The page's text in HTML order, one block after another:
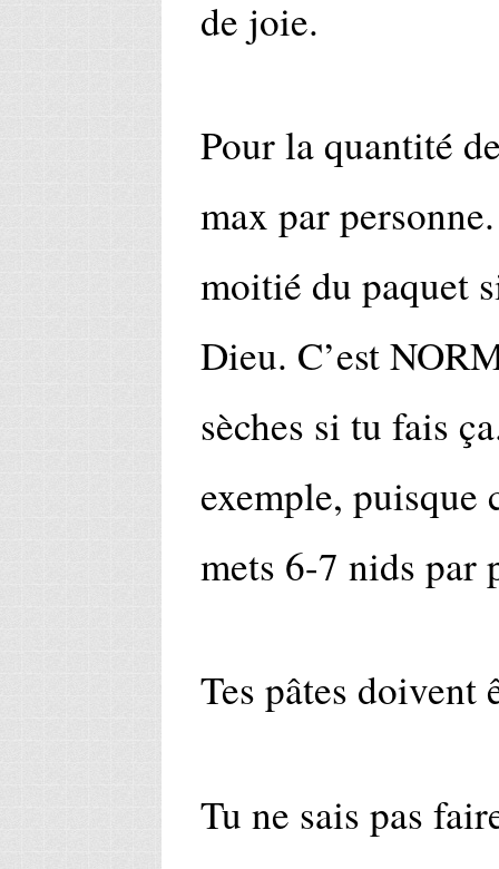
de joie.
Pour la quantité
max par
moitié du paquet
Dieu. C’est
sèches si tu fais
exemple, puisque
mets 6-7 nids par
Tes pâtes doivent
Tu ne sais pas